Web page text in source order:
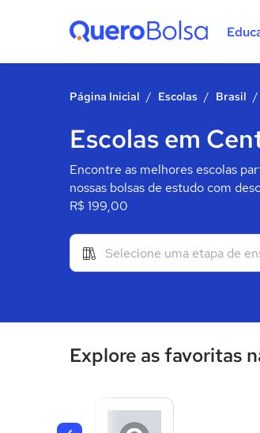
Página Inicial / Escolas / Brasil /
Escolas em
Encontre as melhores escolas
nossas bolsas de estudo com
R$ 199,00
Explore as favoritas